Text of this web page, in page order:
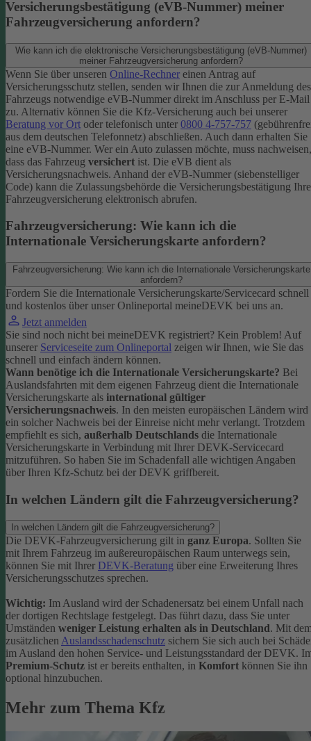
Versicherungsbestätigung (eVB-Nummer) meiner
Fahrzeugversicherung anfordern?
Wie kann ich die elektronische Versicherungsbestätigung (eVB-Nummer)
meiner Fahrzeugversicherung anfordern?
Wenn Sie über unseren Online-Rechner einen Antrag auf
Versicherungsschutz stellen, senden wir Ihnen die zur Anmeldung des
Fahrzeugs notwendige eVB-​Nummer direkt im Anschluss per E-Mail
zu. Alternativ können Sie die Kfz-​Versicherung auch bei unserer
Beratung vor Ort oder telefonisch unter 0800 4-​757-757
aus dem deutschen Telefonnetz) abschließen. Auch dann erhalten Sie
eine eVB-Nummer. Wer ein Auto zulassen möchte, muss nachweisen,
dass das Fahrzeug versichert ist. Die eVB dient als
Versicherungsnachweis. Anhand der eVB-Nummer (siebenstelliger
Code) kann die Zulassungsbehörde die Versicherungsbestätigung
Fahrzeugversicherung elektronisch abrufen.
Fahrzeugversicherung: Wie kann ich die
Internationale Versicherungskarte anfordern?
Fahrzeugversicherung: Wie kann ich die Internationale Versicherungskarte
anfordern?
Fordern Sie die Internationale Versicherungskarte/Servicecard schnell
und kostenlos über unser Onlineportal meineDEVK bei uns an.
Jetzt anmelden
Sie sind noch nicht bei meineDEVK registriert? Kein Problem! Auf
unserer Serviceseite zum Onlineportal zeigen wir Ihnen, wie Sie das
schnell und einfach ändern können.
Wann benötige ich die Internationale Versicherungskarte? Bei
Auslandsfahrten mit dem eigenen Fahrzeug dient die Internationale
Versicherungskarte als international gültiger
Versicherungsnachweis. In den meisten europäischen Ländern wird
ein solcher Nachweis bei der Einreise nicht mehr verlangt. Trotzdem
empfiehlt es sich, außerhalb Deutschlands die Internationale
Versicherungskarte in Verbindung mit Ihrer DEVK-Servicecard
mitzuführen. So haben Sie im Schadenfall alle wichtigen Angaben
über Ihren Kfz-Schutz bei der DEVK griffbereit.
In welchen Ländern gilt die Fahrzeugversicherung?
In welchen Ländern gilt die Fahrzeugversicherung?
Die DEVK-Fahrzeugversicherung gilt in ganz Europa. Sollten Sie
mit Ihrem Fahrzeug im außereuropäischen Raum unterwegs sein,
können Sie mit Ihrer DEVK-Beratung über eine Erweiterung Ihres
Versicherungsschutzes sprechen.
Wichtig: Im Ausland wird der Schadenersatz bei einem Unfall nach
der dortigen Rechtslage festgelegt. Das führt dazu, dass Sie unter
Umständen weniger Leistung erhalten als in Deutschland. Mit
zusätzlichenAuslandsschadenschutz sichern Sie sich auch bei
im Ausland den hohen Service- und Leistungsstandard der DEVK.
Premium-Schutz ist er bereits enthalten, in Komfort können Sie ihn
optional hinzubuchen.
Mehr zum Thema Kfz